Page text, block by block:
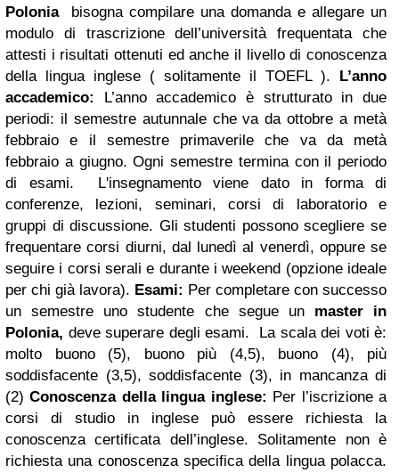
Polonia
bisogna compilare una domanda e allegare un
modulo di trascrizione dell’università frequentata che
attesti i risultati ottenuti ed anche il livello di conoscenza
della lingua inglese ( solitamente il TOEFL ). L’anno
accademico:
L’anno accademico è strutturato in due
periodi: il semestre autunnale che va da ottobre a metà
febbraio e il semestre primaverile che va da metà
febbraio a giugno. Ogni semestre termina con il periodo
di esami. L'insegnamento viene dato in forma di
conferenze, lezioni, seminari, corsi di laboratorio e
gruppi di discussione. Gli studenti possono scegliere se
frequentare corsi diurni, dal lunedì al venerdì, oppure se
seguire i corsi serali e durante i weekend (opzione ideale
per chi già lavora). Esami: Per completare con successo
un semestre uno studente che segue un master in
Polonia, deve superare degli esami. La scala dei voti è:
molto buono (5), buono più (4,5), buono (4), più
soddisfacente (3,5), soddisfacente (3), in mancanza di
(2) Conoscenza della lingua inglese: Per l’iscrizione a
corsi di studio in inglese può essere richiesta la
conoscenza certificata dell’inglese. Solitamente non è
richiesta una conoscenza specifica della lingua polacca.